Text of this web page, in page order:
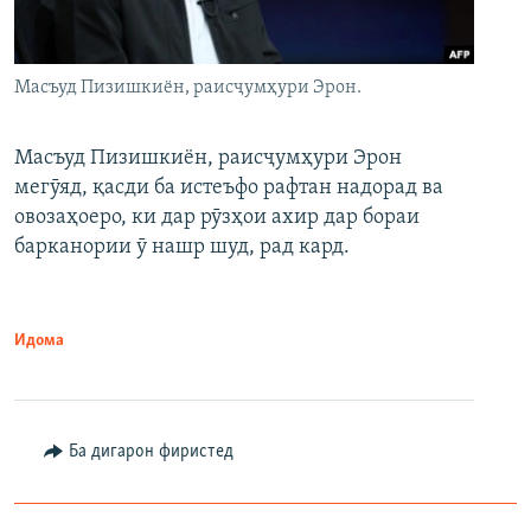
Масъуд Пизишкиён, раисҷумҳури Эрон.
Масъуд Пизишкиён, раисҷумҳури Эрон
мегӯяд, қасди ба истеъфо рафтан надорад ва
овозаҳоеро, ки дар рӯзҳои ахир дар бораи
барканории ӯ нашр шуд, рад кард.
Идома
Ба дигарон фиристед